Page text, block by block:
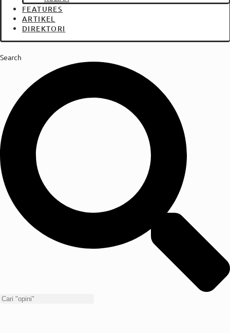
FEATURES
ARTIKEL
DIREKTORI
Search